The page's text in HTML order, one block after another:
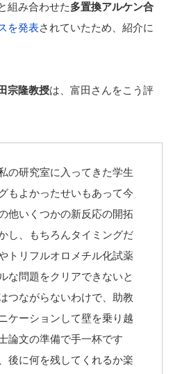
組み合わせた多置換アルケン合
を発表されていたため、紹介に
宗隆教授は、富田さんをこう評
の研究室に入ってきた学生
もよかったせいもあって今
他いくつかの新反応の開拓
し、もちろんタイミングだ
トリフルオロメチル化試薬
な問題をクリアできないと
つながらないわけで、助教
ケーションして壁を乗り越
論文の準備で手一杯です
後に何を残してくれるか楽